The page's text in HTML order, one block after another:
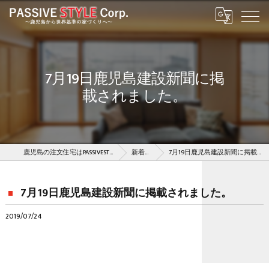
7月19日鹿児島建設新聞に掲
載されました。
鹿児島の注文住宅はPASSIVESTYLE株式会社 新着情報 7月19日鹿児島建設新聞に掲載されました。
7月19日鹿児島建設新聞に掲載されました。
2019/07/24